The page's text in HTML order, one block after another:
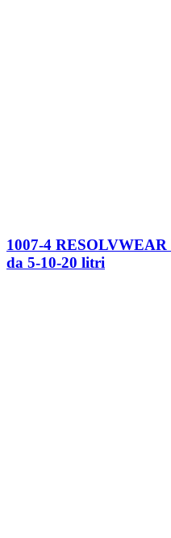
1007-4
da 5-10-20 litri